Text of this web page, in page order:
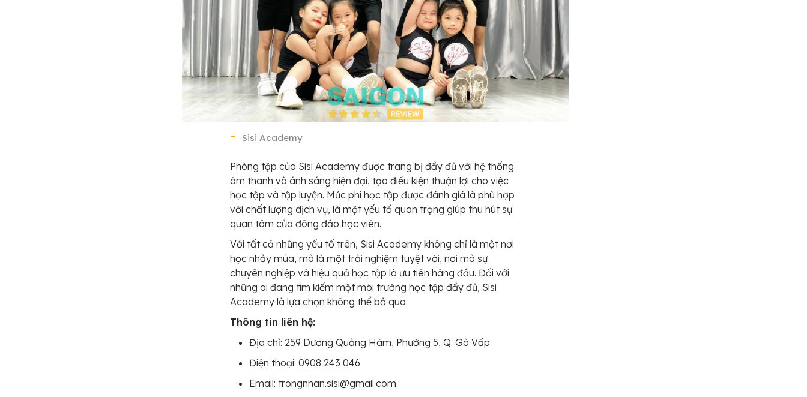
Sisi Academy
Phòng tập của Sisi Academy được trang bị đầy đủ với hệ thống
âm thanh và ánh sáng hiện đại, tạo điều kiện thuận lợi cho việc
học tập và tập luyện. Mức phí học tập được đánh giá là phù hợp
với chất lượng dịch vụ, là một yếu tố quan trọng giúp thu hút sự
quan tâm của đông đảo học viên.
Với tất cả những yếu tố trên, Sisi Academy không chỉ là một nơi
học nhảy múa, mà là một trải nghiệm tuyệt vời, nơi mà sự
chuyên nghiệp và hiệu quả học tập là ưu tiên hàng đầu. Đối với
những ai đang tìm kiếm một môi trường học tập đầy đủ, Sisi
Academy là lựa chọn không thể bỏ qua.
Thông tin liên hệ:
Địa chỉ: 259 Dương Quảng Hàm, Phường 5, Q. Gò Vấp
Điện thoại: 0908 243 046
Email: trongnhan.sisi@gmail.com